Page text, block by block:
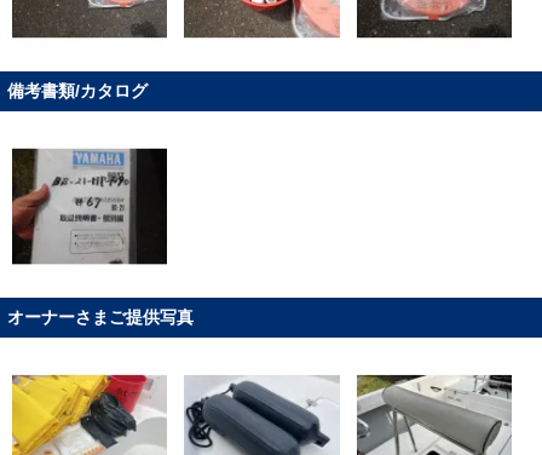
備考書類/カタログ
オーナーさまご提供写真